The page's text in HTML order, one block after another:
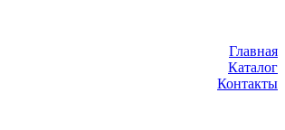
Главная
Каталог
Контакты